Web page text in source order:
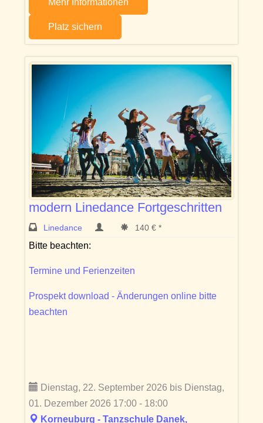
Platz sichern
modern Linedance Fortgeschritten
Linedance 140 € *
Bitte beachten:
Termine und Ferienzeiten
Prospekt download - Änderungen online bitte
beachten
Dienstag, 22. September 2026 bis Dienstag,
01. Dezember 2026 17:00 - 18:00
Korneuburg - Tanzschule Danek,